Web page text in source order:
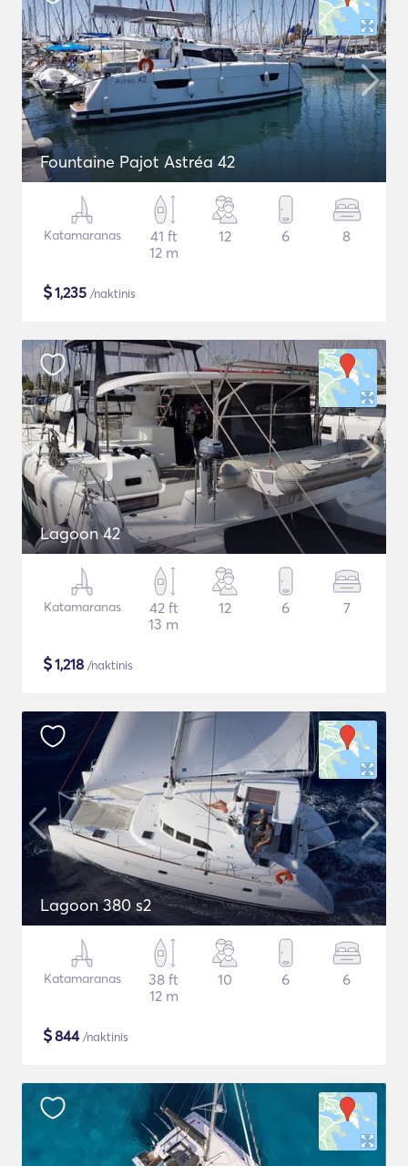
Fountaine Pajot Astréa 42
Katamaranas
41 ft
12 m
12 6 8
$1,235 /naktinis
Lagoon 42
Katamaranas
42 ft
13 m
12 6 7
$1,218 /naktinis
Lagoon 380 s2
Katamaranas
38 ft
12 m
10 6 6
$844/naktinis